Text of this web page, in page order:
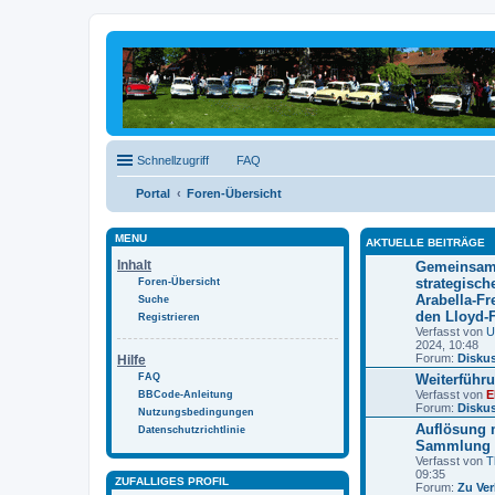
Schnellzugriff FAQ
Portal Foren-Übersicht
AKTUELLE BEITRÄGE
Arabella-
den Lloyd-
Verfasst von
2024, 10:48
Forum:
Verfasst von
Forum:
Auflösung
Sammlung
Verfasst von
09:35
Forum: Zu
MENÜ
Inhalt
Foren-Übersicht
Suche
Registrieren
Hilfe
FAQ
BBCode-Anleitung
Nutzungsbedingungen
Datenschutzrichtlinie
ZUFÄLLIGES PROFIL